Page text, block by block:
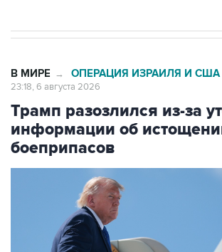
В МИРЕ → ОПЕРАЦИЯ ИЗРАИЛЯ И
23:18, 6 августа 2026
Трамп разозлился из-за
информации об
боеприпасов